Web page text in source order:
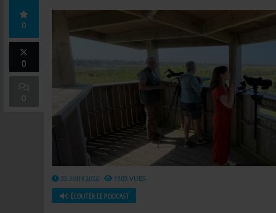
0
0
0
05 JUIN 2026 - 1303 VUES
ÉCOUTER LE PODCAST